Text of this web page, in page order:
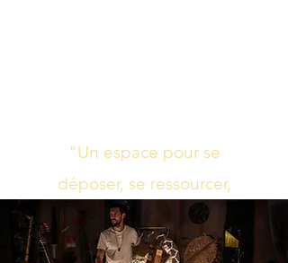
"Un espace pour se
déposer, se ressourcer,
s’harmoniser"